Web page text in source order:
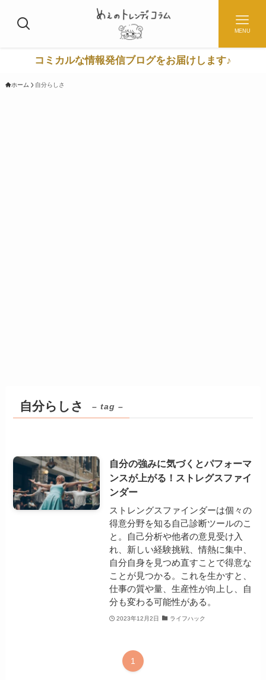
MENU
コミカルな情報発信ブログをお届けします♪
ホーム 自分らしさ
自分らしさ – tag –
自分の強みに気づくとパフォーマ
ンスが上がる！ストレグスファイ
ンダー
ストレングスファインダーは個々の
得意分野を知る自己診断ツールのこ
と。自己分析や他者の意見受け入
れ、新しい経験挑戦、情熱に集中、
自分自身を見つめ直すことで得意な
ことが見つかる。これを生かすと、
仕事の質や量、生産性が向上し、自
分も変わる可能性がある。
2023年12月2日 ライフハック
1